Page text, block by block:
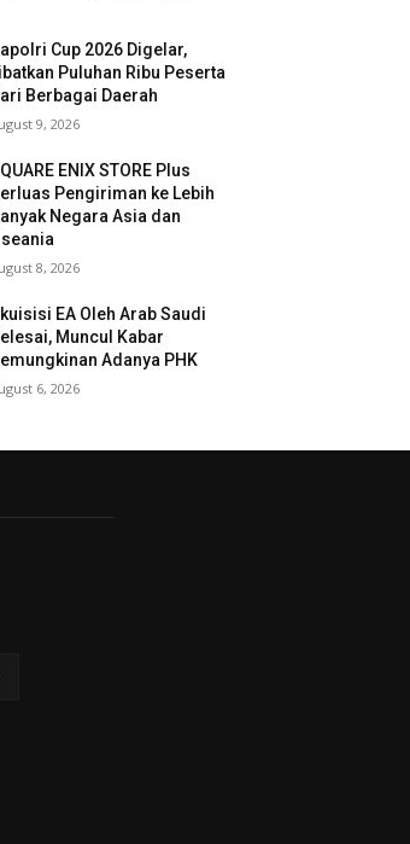
Cup 2026 Digelar,
Puluhan Ribu Peserta
Berbagai Daerah
9, 2026
ENIX STORE Plus
Pengiriman ke Lebih
Negara Asia dan
8, 2026
EA Oleh Arab Saudi
Muncul Kabar
Adanya PHK
6, 2026